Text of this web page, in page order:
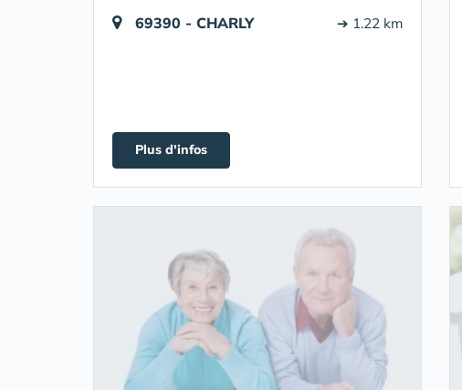
69390 - CHARLY ➔ 1.22 km
Plus d'infos